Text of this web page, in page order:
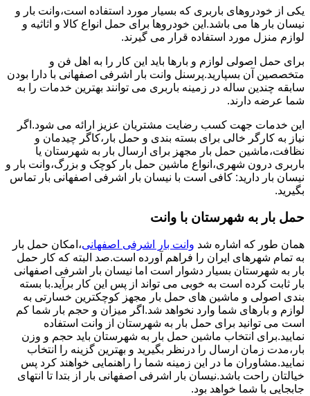
یکی از خودروهای باربری که بسیار مورد استفاده است،وانت بار و
نیسان بار ها می باشد.این خودروها برای حمل انواع کالا و اثاثیه و
لوازم منزل مورد استفاده قرار می گیرند.
برای حمل اصولی لوازم و بارها باید این کار را به اهل فن و
متخصصین آن بسپارید.پرسنل وانت بار اشرفی اصفهانی با دارا بودن
سابقه چندین ساله در زمینه باربری می توانند بهترین خدمات را به
شما عرضه دارند.
این خدمات جهت کسب رضایت مشتریان عزیز ارائه می شود.اگر
نیاز به کارگر خالی برای بسته بندی و حمل بار،کاگر چیدمان و
نظافت،ماشین حمل بار مجهز برای ارسال بار به شهرستان یا
باربری درون شهری،انواع ماشین حمل بار کوچک و بزرگ،وانت بار و
نیسان بار دارید: کافی است با نیسان بار اشرفی اصفهانی بار تماس
بگیرید.
حمل بار به شهرستان با وانت
همان طور که اشاره شد وانت بار اشرفی اصفهانی،امکان حمل بار
به تمام شهرهای ایران را فراهم آورده است.صد البته که کار حمل
بار به شهرستان بسیار دشوار است اما نیسان بار اشرفی اصفهانی
بار ثابت کرده است به خوبی می تواند از پس این کار برآید.با بسته
بندی اصولی و ماشین های حمل بار مجهز کوچکترین خسارتی به
لوازم و بارهای شما وارد نخواهد شد.اگر میزان و حجم بار شما کم
است می توانید برای حمل بار به شهرستان از وانت استفاده
نمایید.برای انتخاب ماشین حمل بار به شهرستان باید حجم و وزن
بار،مدت زمان ارسال را درنظر بگیرید و بهترین گزینه را انتخاب
نمایید.مشاوران ما در این زمینه شما را راهنمایی خواهند کرد پس
خیالتان راحت باشد.نیسان بار اشرفی اصفهانی بار از بتدا تا انتهای
جابجایی با شما خواهد بود.